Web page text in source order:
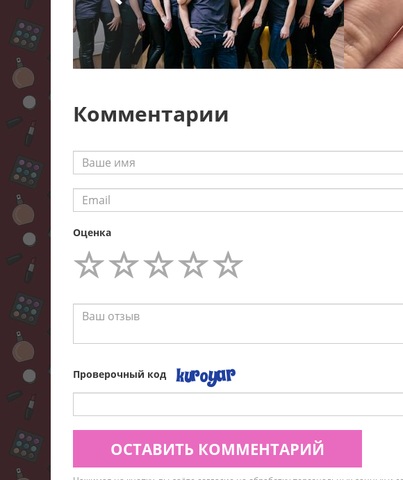
Комментарии
Оценка
Проверочный код
ОСТАВИТЬ КОММЕНТАРИЙ